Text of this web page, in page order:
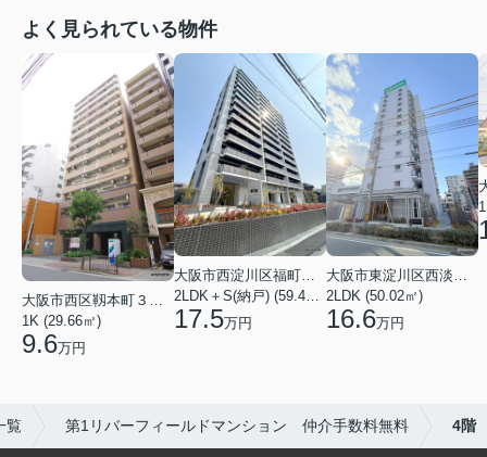
よく見られている物件
大阪市西区靱本町３丁目
1K (29.66㎡)
9.6万円
大阪市西淀川区福町２丁目
2LDK＋S(納戸) (59.48㎡)
17.5万円
大阪市東淀川区西淡路１丁目
2LDK (50.02㎡)
16.6万円
覧 第1リバーフィールドマンション 仲介手数料無料 4階